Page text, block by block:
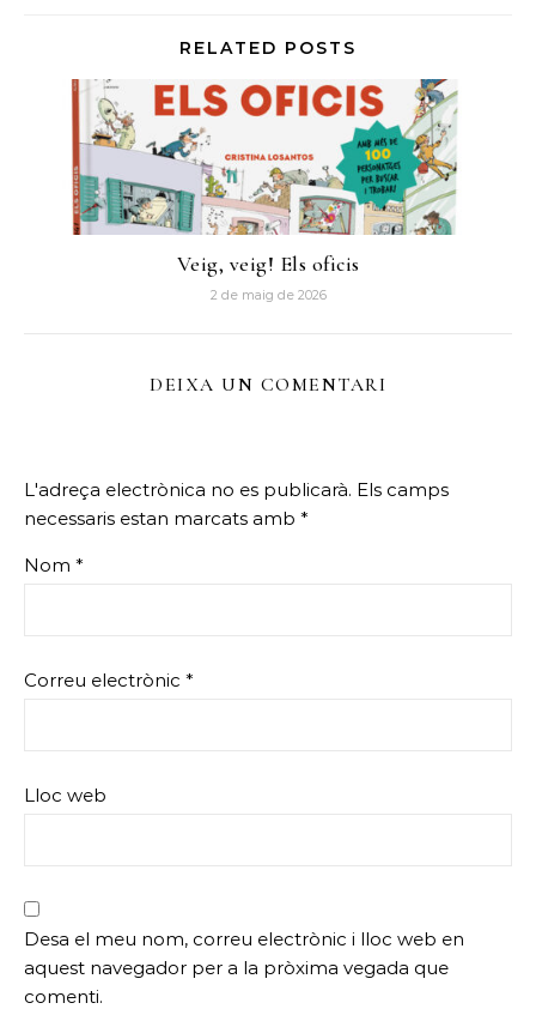
RELATED POSTS
Veig, veig! Els oficis
2 de maig de 2026
DEIXA UN COMENTARI
L'adreça electrònica no es publicarà. Els camps
necessaris estan marcats amb *
Nom *
Correu electrònic *
Lloc web
Desa el meu nom, correu electrònic i lloc web en
aquest navegador per a la pròxima vegada que
comenti.